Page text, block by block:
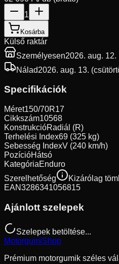
1
Kosárba
Külső raktár
Személyesen2026. aug. 12.
Nálad2026. aug. 13.
Specifikációk
Méret150/70R17
Cikkszám10568
KonstrukcióRadiál (R)
Terhelési Index69 (325 kg)
Sebesség IndexV (240 km/h)
PozícióHátsó
KategóriaEnduro
Szerelhetőség
Kizárólag
EAN3286341056815
Ajánlott szelepek
Szelepek betöltése...
MotorgumiShop
Prémium motorgumik széles